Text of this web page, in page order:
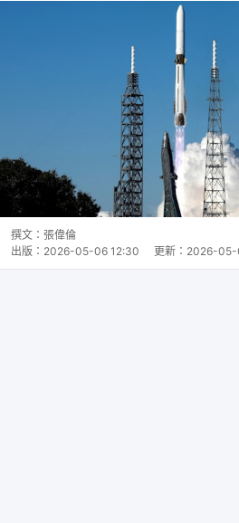
撰文： 張偉倫
出版： 2026-05-06 12:30 更新： 2026-05-